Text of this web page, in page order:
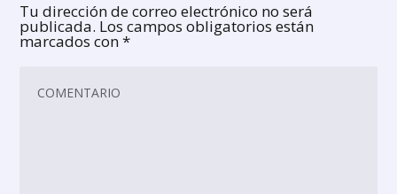
Tu dirección de correo electrónico no será
publicada. Los campos obligatorios están
marcados con*